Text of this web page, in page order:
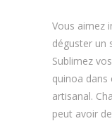
Vous aimez
déguster un
Sublimez
quinoa dans
artisanal.
peut avoir